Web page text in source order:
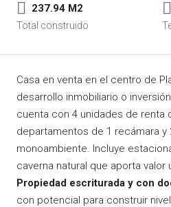
237.94 M2
Casa en venta en el centro de
desarrollo inmobiliario o
cuenta con 4 unidades de renta
departamentos de 1 recámara y
monoambiente. Incluye
caverna natural que aporta valor
Propiedad escriturada y con
con potencial para construir